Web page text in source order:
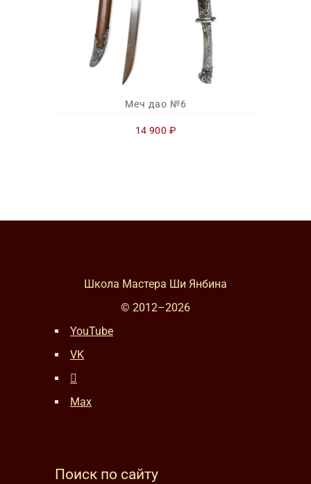
Меч дао №6
14 900 ₽
Школа Мастера Ши Янбина
© 2012–2026
YouTube
VK
Max
Поиск по сайту